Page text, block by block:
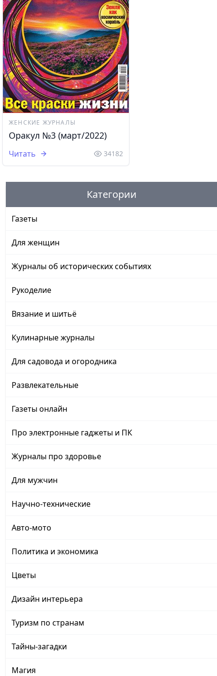
ЖЕНСКИЕ ЖУРНАЛЫ
Оракул №3 (март/2022)
Читать 34182
Категории
Газеты
Для женщин
Журналы об исторических событиях
Рукоделие
Вязание и шитьё
Кулинарные журналы
Для садовода и огородника
Развлекательные
Газеты онлайн
Про электронные гаджеты и ПК
Журналы про здоровье
Для мужчин
Научно-технические
Авто-мото
Политика и экономика
Цветы
Дизайн интерьера
Туризм по странам
Тайны-загадки
Магия